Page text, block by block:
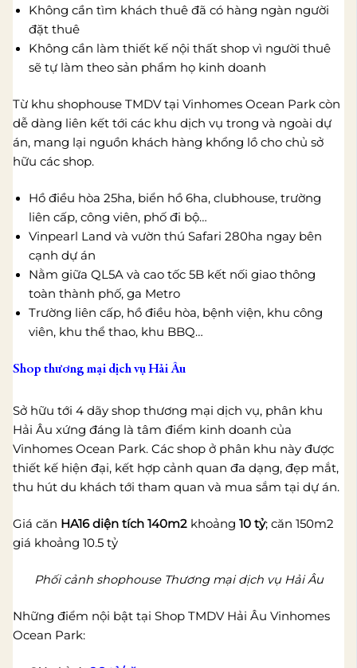
Không cần tìm khách thuê đã có hàng ngàn người
đặt thuê
Không cần làm thiết kế nội thất shop vì người thuê
sẽ tự làm theo sản phẩm họ kinh doanh
Từ khu shophouse TMDV tại Vinhomes Ocean Park còn
dễ dàng liên kết tới các khu dịch vụ trong và ngoài dự
án, mang lại nguồn khách hàng khổng lồ cho chủ sở
hữu các shop.
Hồ điều hòa 25ha, biển hồ 6ha, clubhouse, trường
liên cấp, công viên, phố đi bộ…
Vinpearl Land và vườn thú Safari 280ha ngay bên
cạnh dự án
Nằm giữa QL5A và cao tốc 5B kết nối giao thông
toàn thành phố, ga Metro
Trường liên cấp, hồ điều hòa, bệnh viện, khu công
viên, khu thể thao, khu BBQ…
Shop thương mại dịch vụ Hải Âu
Sở hữu tới 4 dãy shop thương mại dịch vụ, phân khu
Hải Âu xứng đáng là tâm điểm kinh doanh của
Vinhomes Ocean Park. Các shop ở phân khu này được
thiết kế hiện đại, kết hợp cảnh quan đa dạng, đẹp mắt,
thu hút du khách tới tham quan và mua sắm tại dự án.
Giá căn HA16 diện tích 140m2khoảng 10 tỷ; căn 150m2
giá khoảng 10.5 tỷ
Phối cảnh shophouse Thương mại dịch vụ Hải Âu
Những điểm nội bật tại Shop TMDV Hải Âu Vinhomes
Ocean Park: